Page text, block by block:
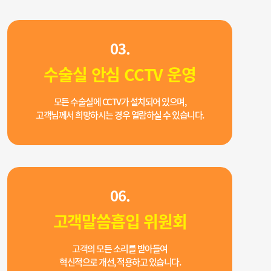
03.
수술실 안심 CCTV 운영
모든 수술실에 CCTV가 설치되어 있으며,
고객님께서 희망하시는 경우 열람하실 수 있습니다.
06.
고객말씀흡입 위원회
고객의 모든 소리를 받아들여
혁신적으로 개선, 적용하고 있습니다.